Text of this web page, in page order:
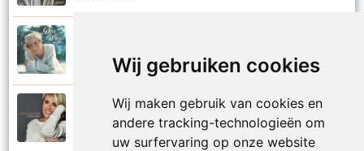
Wij gebruiken cookies
Wij maken gebruik van cookies en
andere tracking-technologieën om
uw surfervaring op onze website
Vleugels
Dana Winner
Vogelvrij